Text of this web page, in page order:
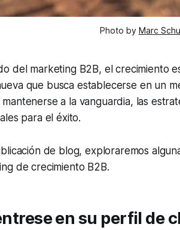
Photo by Marc
del marketing B2B, el crecimiento
que busca establecerse en un
a la vanguardia, las
para el éxito.
de blog, exploraremos
de crecimiento B2B.
en su perfil de